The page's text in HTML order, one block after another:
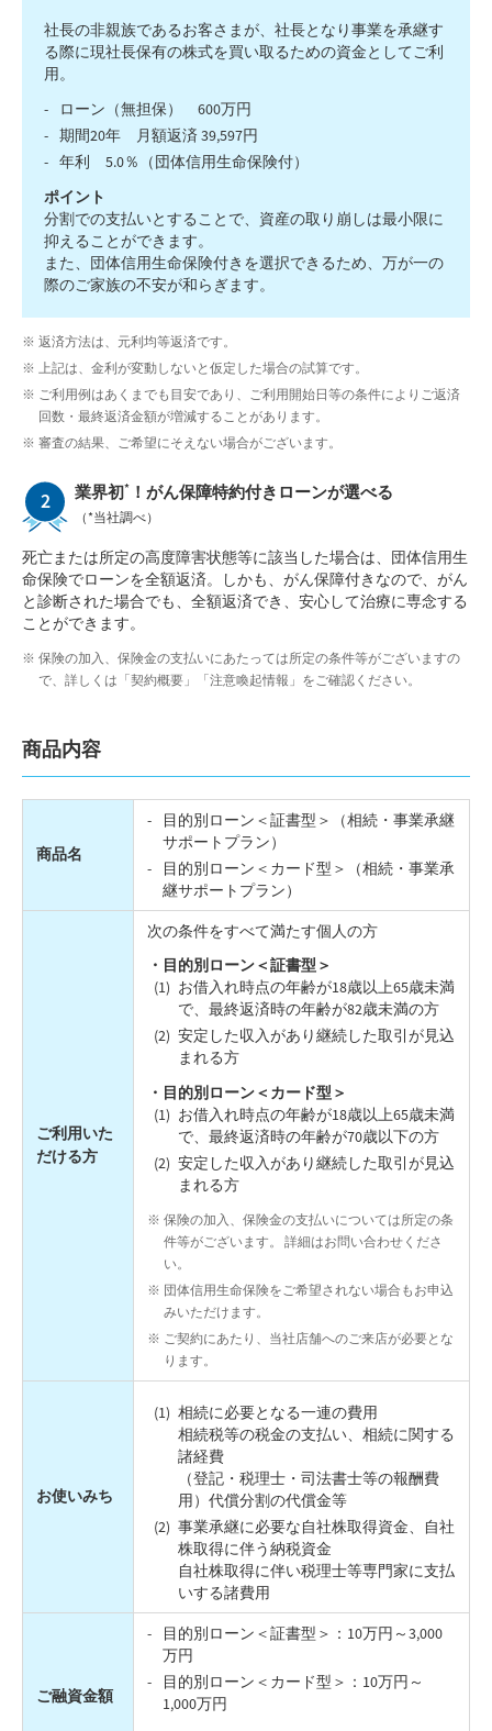
社長の非親族であるお客さまが、社長となり事業を承継す
る際に現社長保有の株式を買い取るための資金としてご利
用。
ローン（無担保） 600万円
期間20年 月額返済 39,597円
年利 5.0％（団体信用生命保険付）
ポイント
分割での支払いとすることで、資産の取り崩しは最小限に
抑えることができます。
また、団体信用生命保険付きを選択できるため、万が一の
際のご家族の不安が和らぎます。
返済方法は、元利均等返済です。
上記は、金利が変動しないと仮定した場合の試算です。
ご利用例はあくまでも目安であり、ご利用開始日等の条件によりご返済
回数・最終返済金額が増減することがあります。
審査の結果、ご希望にそえない場合がございます。
業界初* ！がん保障特約付きローンが選べる
（*当社調べ）
死亡または所定の高度障害状態等に該当した場合は、団体信用生
命保険でローンを全額返済。しかも、がん保障付きなので、がん
と診断された場合でも、全額返済でき、安心して治療に専念する
ことができます。
保険の加入、保険金の支払いにあたっては所定の条件等がございますの
で、詳しくは「契約概要」「注意喚起情報」をご確認ください。
商品内容
商品名
目的別ローン＜証書型＞（相続・事業承継
サポートプラン）
目的別ローン＜カード型＞（相続・事業承
継サポートプラン）
ご利用いた
だける方
次の条件をすべて満たす個人の方
・目的別ローン＜証書型＞
お借入れ時点の年齢が18歳以上65歳未満
で、最終返済時の年齢が82歳未満の方
安定した収入があり継続した取引が見込
まれる方
・目的別ローン＜カード型＞
お借入れ時点の年齢が18歳以上65歳未満
で、最終返済時の年齢が70歳以下の方
安定した収入があり継続した取引が見込
まれる方
保険の加入、保険金の支払いについては所定の条
件等がございます。 詳細はお問い合わせくださ
い。
団体信用生命保険をご希望されない場合もお申込
みいただけます。
ご契約にあたり、当社店舗へのご来店が必要とな
ります。
お使いみち
相続に必要となる一連の費用
相続税等の税金の支払い、相続に関する
諸経費
（登記・税理士・司法書士等の報酬費
用）代償分割の代償金等
事業承継に必要な自社株取得資金、自社
株取得に伴う納税資金
自社株取得に伴い税理士等専門家に支払
いする諸費用
ご融資金額
目的別ローン＜証書型＞：10万円～3,000
万円
目的別ローン＜カード型＞：10万円～
1,000万円